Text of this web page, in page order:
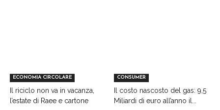
ECONOMIA CIRCOLARE
Il riciclo non va in vacanza,
l’estate di Raee e cartone
CONSUMER
Il costo nascosto del gas: 9,5
Miliardi di euro all’anno il...